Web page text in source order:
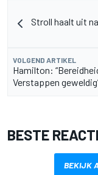
Stroll haalt uit
VOLGEND ARTIKEL
Hamilton:
Verstappen
BESTE
BEKIJK